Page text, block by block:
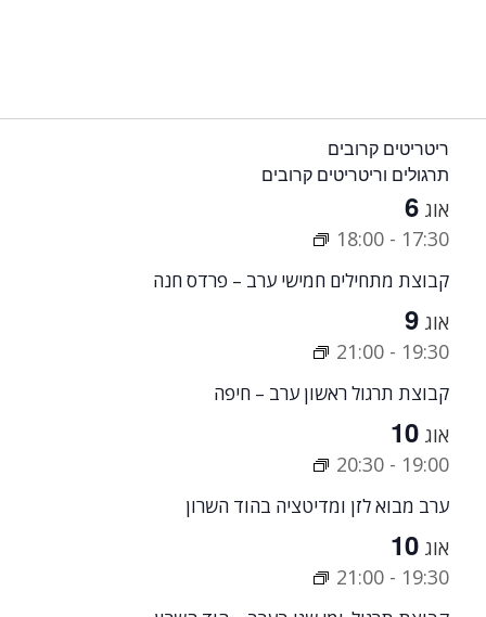
ריטריטים קרובים
תרגולים וריטריטים קרובים
אוג 6
17:30
-
18:00
קבוצת מתחילים חמישי ערב – פרדס חנה
אוג 9
19:30
-
21:00
קבוצת תרגול ראשון ערב – חיפה
אוג 10
19:00
-
20:30
ערב מבוא לזן ומדיטציה בהוד השרון
אוג 10
19:30
-
21:00